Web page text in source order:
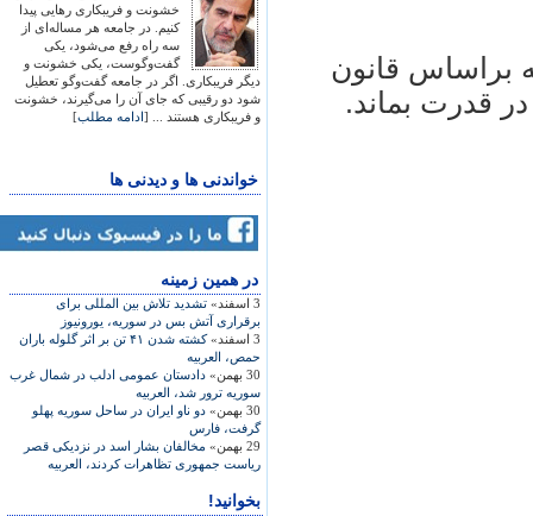
خشونت و فریبکاری رهایی پیدا
کنیم. در جامعه هر مساله‌ای از
سه راه رفع می‌شود، یکی
گفت‌وگوست، یکی خشونت و
دیگر فریبکاری. اگر در جامعه گفت‌وگو تعطیل
شود دو رقیبی که جای آن را می‌گیرند، خشونت
و فریبکاری هستند ... [ادامه مطلب]
خواندنی ها و دیدنی ها
در همين زمينه
3 اسفند»
تشدید تلاش بین المللی برای
برقراری آتش بس در سوریه، يورونيوز
3 اسفند»
کشته شدن ۴۱ تن بر اثر گلوله باران
حمص، العربيه
30 بهمن»
دادستان عمومی ادلب در شمال غرب
سوريه ترور شد، العربيه
30 بهمن»
دو ناو ايران در ساحل سوريه پهلو
گرفت، فارس
29 بهمن»
مخالفان بشار اسد در نزديکی قصر
رياست جمهوری تظاهرات کردند، العربيه
بخوانید!
براساس قانون